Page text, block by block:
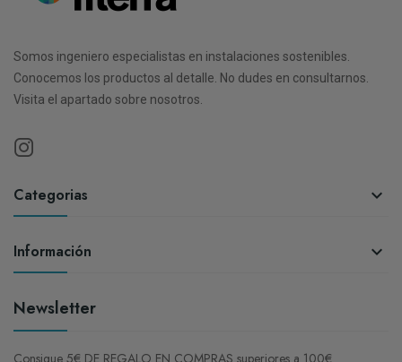
Somos ingeniero especialistas en instalaciones sostenibles.
Conocemos los productos al detalle. No dudes en consultarnos.
Visita el apartado sobre nosotros.
Categorias 
Información 
Newsletter
Consigue 5€ DE REGALO EN COMPRAS superiores a 100€